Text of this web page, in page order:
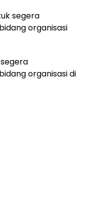
segera
organisasi
organisasi di